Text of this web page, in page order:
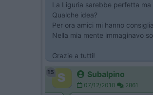
La Liguria sarebbe perfetta
Qualche idea?
Per ora amici mi hanno
Nella mia mente immaginavo
Grazie a tutti!
15 Subalpino
07/12/2010 2861